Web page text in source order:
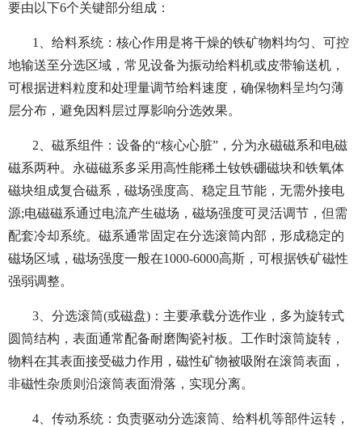
要由以下6个关键部分组成：
1、给料系统：核心作用是将干燥的铁矿物料均匀、可控
地输送至分选区域，常见设备为振动给料机或皮带输送机，
可根据进料粒度和处理量调节给料速度，确保物料呈均匀薄
层分布，避免因料层过厚影响分选效果。
2、磁系组件：设备的“核心心脏”，分为永磁磁系和电磁
磁系两种。永磁磁系多采用高性能稀土钕铁硼磁块和铁氧体
磁块组成复合磁系，磁场强度高、稳定且节能，无需外接电
源;电磁磁系通过电流产生磁场，磁场强度可灵活调节，但需
配套冷却系统。磁系通常固定在分选滚筒内部，形成稳定的
磁场区域，磁场强度一般在1000-6000高斯，可根据铁矿磁性
强弱调整。
3、分选滚筒(或磁盘)：主要承载分选作业，多为旋转式
圆筒结构，表面通常配备耐磨陶瓷衬板。工作时滚筒旋转，
物料在其表面接受磁力作用，磁性矿物被吸附在滚筒表面，
非磁性杂质则沿滚筒表面滑落，实现分离。
4、传动系统：负责驱动分选滚筒、给料机等部件运转，